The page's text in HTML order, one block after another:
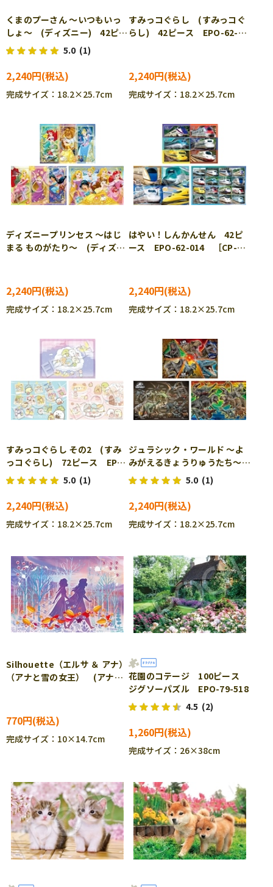
くまのプーさん ～いつもいっ
しょ～ (ディズニー) 42ピー
ス EPO-62-005 ［CP-IT］
5.0 (1)
2,240円
完成サイズ：18.2×25.7cm
すみっコぐらし (すみっコぐ
らし) 42ピース EPO-62-
2,240円
完成サイズ：18.2×25.7cm
ディズニープリンセス ～はじ
まる ものがたり～ (ディズニ
2,240円
完成サイズ：18.2×25.7cm
はやい！しんかんせん 42ピ
ース EPO-62-014 ［CP-
2,240円
完成サイズ：18.2×25.7cm
すみっコぐらし その2 (すみ
っコぐらし) 72ピース EPO-
62-304 ［CP-IT］
5.0 (1)
2,240円
完成サイズ：18.2×25.7cm
ジュラシック・ワールド ～よ
みがえるきょうりゅうたち～
(ジュラシック・ワールド) 72
ピース EPO-62-305 ［CP-
SU］［CP-IT］
5.0 (1)
2,240円
完成サイズ：18.2×25.7cm
Silhouette（エルサ ＆ アナ）
（アナと雪の女王） (アナと
770円
完成サイズ：10×14.7cm
花園のコテージ 100ピース
ジグソーパズル EPO-79-518
4.5 (2)
1,260円
完成サイズ：26×38cm